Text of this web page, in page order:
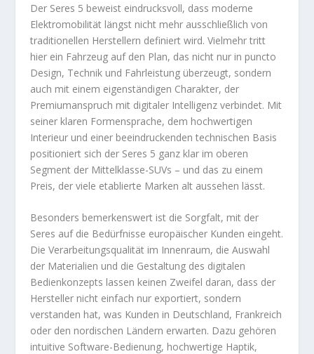
Der Seres 5 beweist eindrucksvoll, dass moderne
Elektromobilität längst nicht mehr ausschließlich von
traditionellen Herstellern definiert wird. Vielmehr tritt
hier ein Fahrzeug auf den Plan, das nicht nur in puncto
Design, Technik und Fahrleistung überzeugt, sondern
auch mit einem eigenständigen Charakter, der
Premiumanspruch mit digitaler Intelligenz verbindet. Mit
seiner klaren Formensprache, dem hochwertigen
Interieur und einer beeindruckenden technischen Basis
positioniert sich der Seres 5 ganz klar im oberen
Segment der Mittelklasse-SUVs – und das zu einem
Preis, der viele etablierte Marken alt aussehen lässt.
Besonders bemerkenswert ist die Sorgfalt, mit der
Seres auf die Bedürfnisse europäischer Kunden eingeht.
Die Verarbeitungsqualität im Innenraum, die Auswahl
der Materialien und die Gestaltung des digitalen
Bedienkonzepts lassen keinen Zweifel daran, dass der
Hersteller nicht einfach nur exportiert, sondern
verstanden hat, was Kunden in Deutschland, Frankreich
oder den nordischen Ländern erwarten. Dazu gehören
intuitive Software-Bedienung, hochwertige Haptik,